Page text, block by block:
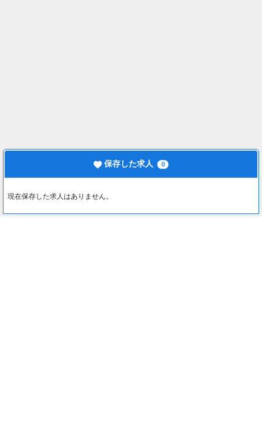
保存した求人 0
現在保存した求人はありません。